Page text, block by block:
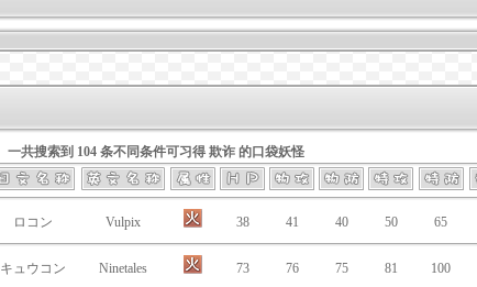
一共搜索到 104 条不同条件可习得 欺诈 的口袋妖怪
ロコン Vulpix 38 41 40 50 65
キュウコン Ninetales 73 76 75 81 100